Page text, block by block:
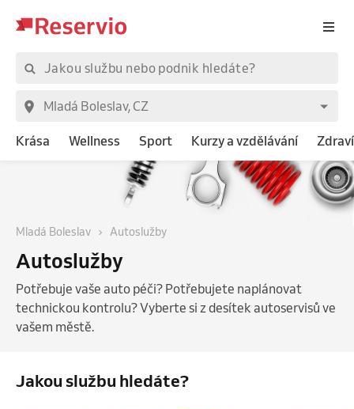
Krása Wellness Sport Kurzy a vzdělávání Zdraví
Mladá Boleslav Autoslužby
Autoslužby
Potřebuje vaše auto péči? Potřebujete naplánovat
technickou kontrolu? Vyberte si z desítek autoservisů ve
vašem městě.
Jakou službu hledáte?